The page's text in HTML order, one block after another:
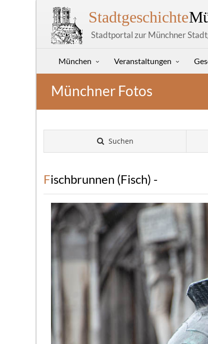
Stadtgeschichte
Stadtportal zur Münchner
München Veranstaltungen
Münchner Fotos
Suchen
Fischbrunnen (Fisch) -